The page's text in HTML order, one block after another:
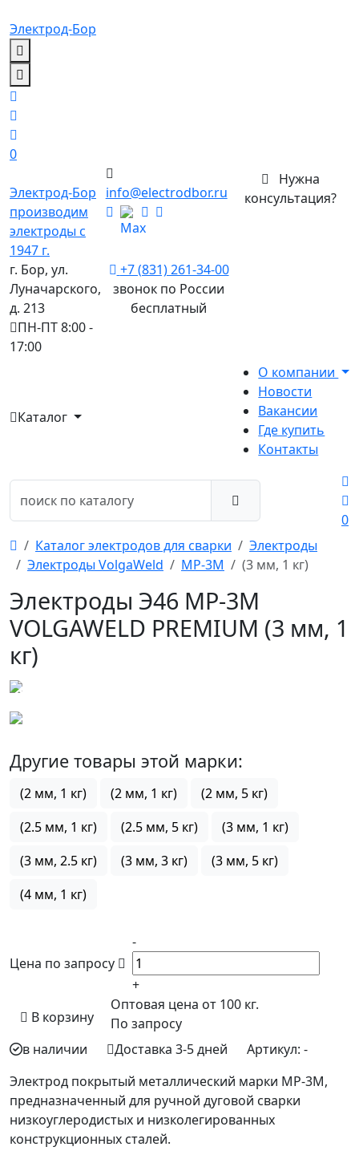
Электрод-Бор
0
Электрод-Бор
производим
электроды с
1947 г.
г. Бор, ул.
Луначарского,
д. 213
ПН-ПТ 8:00 -
17:00
info@electrodbor.ru
+7 (831) 261-34-00
звонок по России
бесплатный
консультация?
Каталог
О компании
Новости
Вакансии
Где купить
Контакты
0
Каталог электродов для сварки
Электроды
Электроды VolgaWeld
МР-3М (3 мм, 1 кг)
Электроды Э46 МР-3М
VOLGAWELD PREMIUM (3 мм, 1
кг)
Другие товары этой марки:
(2 мм, 1 кг) (2 мм, 1 кг)
(2 мм, 5 кг)
(2.5 мм, 1 кг)
(2.5 мм, 5 кг)
(3 мм, 1 кг)
(3 мм, 2.5 кг)
(3 мм, 3 кг)
(3 мм, 5 кг)
(4 мм, 1 кг)
Цена по запросу
-
+
В корзину
Оптовая цена от 100 кг.
По запросу
в наличии
Доставка 3-5 дней Артикул: -
Электрод покрытый металлический марки МР-3М,
предназначенный для ручной дуговой сварки
низкоуглеродистых и низколегированных
конструкционных сталей.